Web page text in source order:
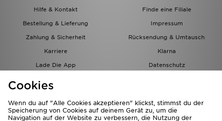
Hilfe & Kontakt
Finde eine Filiale
Bestellung & Lieferung
Impressum
Zahlung & Sicherheit
Rücksendung & Umtausch
Karriere
Klarna
Lade Die App
Datenschutz
Cookies
Wenn du auf "Alle Cookies akzeptieren" klickst, stimmst du der
Speicherung von Cookies auf deinem Gerät zu, um die
Navigation auf der Website zu verbessern, die Nutzung der